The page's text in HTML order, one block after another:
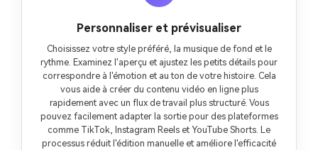
Personnaliser et prévisualiser
Choisissez votre style préféré, la musique de fond et le
rythme. Examinez l'aperçu et ajustez les petits détails pour
correspondre à l'émotion et au ton de votre histoire. Cela
vous aide à créer du contenu vidéo en ligne plus
rapidement avec un flux de travail plus structuré. Vous
pouvez facilement adapter la sortie pour des plateformes
comme TikTok, Instagram Reels et YouTube Shorts. Le
processus réduit l'édition manuelle et améliore l'efficacité